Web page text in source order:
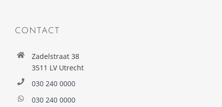
CONTACT
Zadelstraat 38
3511 LV Utrecht
030 240 0000
030 240 0000